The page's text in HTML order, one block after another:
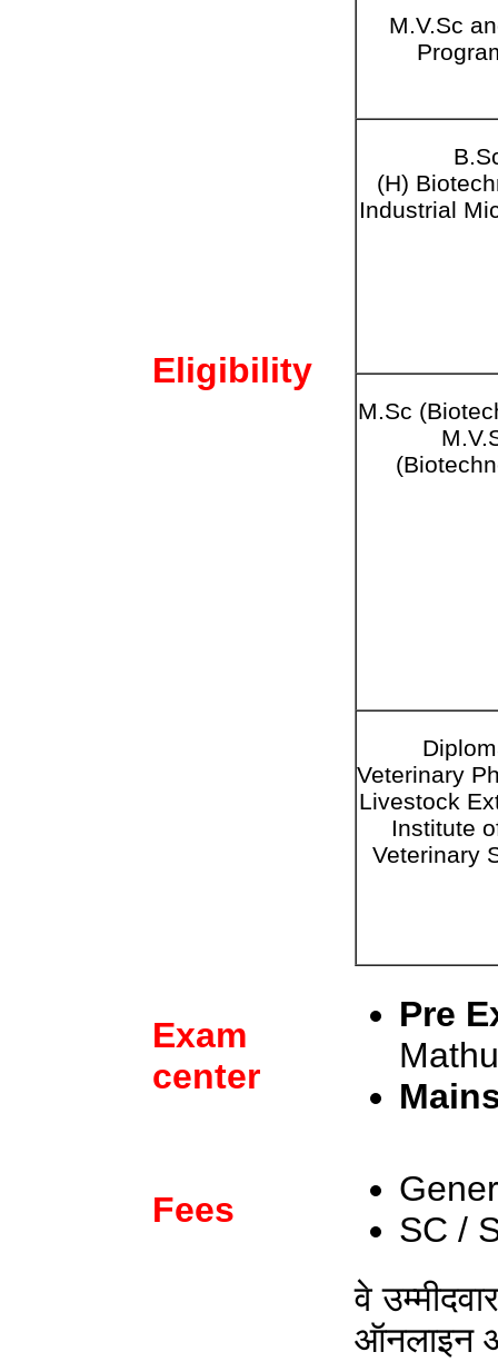
Eligibility
M.V.Sc
(H)
Industrial
M.Sc
Veterinary
Livestock
Institute
Veterinary
Exam
center
Pre
Fees
SC /
वे
ऑनलाइन